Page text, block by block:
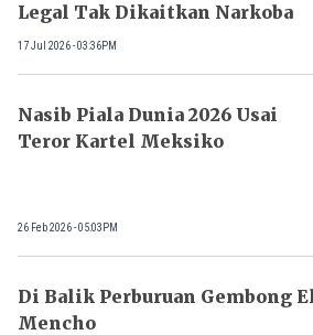
Legal Tak Dikaitkan Narkoba
17 Jul 2026 - 03:36PM
Nasib Piala Dunia 2026 Usai
Teror Kartel Meksiko
26 Feb 2026 - 05:03PM
Di Balik Perburuan Gembong
Mencho